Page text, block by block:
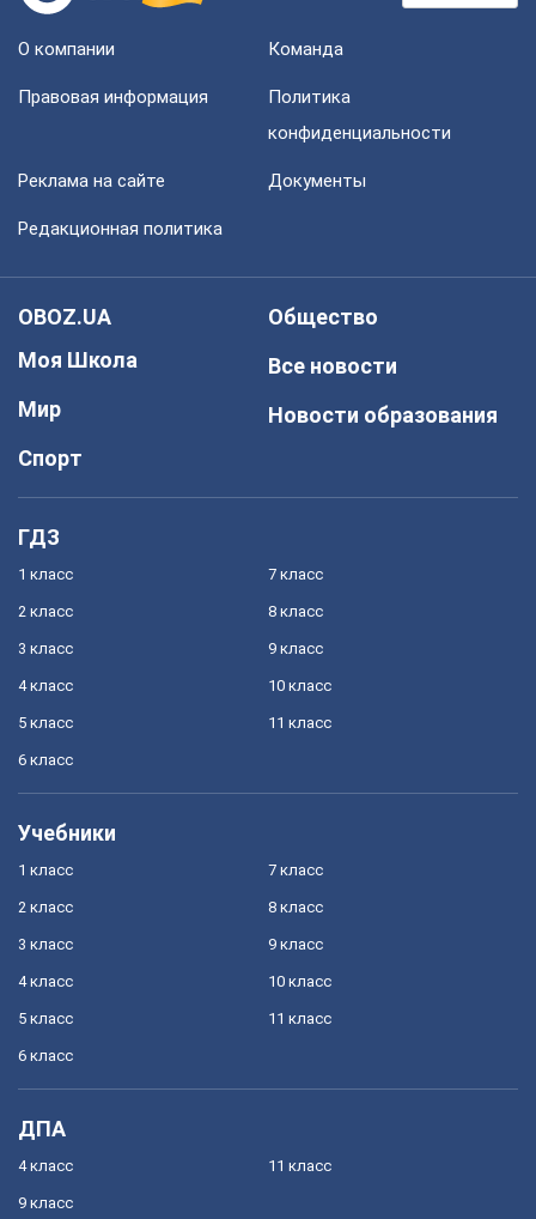
О компании Команда
Правовая информация
Политика
конфиденциальности
Реклама на сайте Документы
Редакционная политика
OBOZ.UA
Моя Школа
Мир
Спорт
Общество
Все новости
Новости образования
ГДЗ
1 класс
2 класс
3 класс
4 класс
5 класс
6 класс
7 класс
8 класс
9 класс
10 класс
11 класс
Учебники
1 класс
2 класс
3 класс
4 класс
5 класс
6 класс
7 класс
8 класс
9 класс
10 класс
11 класс
ДПА
4 класс
9 класс
11 класс